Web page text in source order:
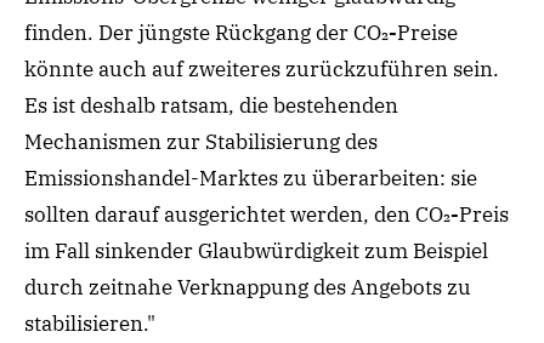
finden. Der jüngste Rückgang der CO₂-Preise
könnte auch auf zweiteres zurückzuführen sein.
Es ist deshalb ratsam, die bestehenden
Mechanismen zur Stabilisierung des
Emissionshandel-Marktes zu überarbeiten: sie
sollten darauf ausgerichtet werden, den CO₂-Preis
im Fall sinkender Glaubwürdigkeit zum Beispiel
durch zeitnahe Verknappung des Angebots zu
stabilisieren."